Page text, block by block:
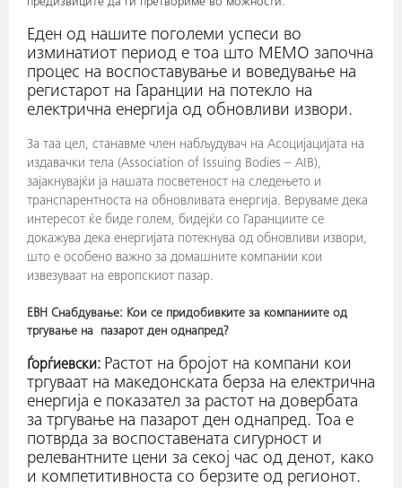
предизвиците да ги претвориме во можности.
Еден од нашите поголеми успеси во
изминатиот период е тоа што МЕМО започна
процес на воспоставување и воведување на
регистарот на Гаранции на потекло на
електрична енергија од обновливи извори.
За таа цел, станавме член набљудувач на Асоцијацијата на
издавачки тела (Association of Issuing Bodies – AIB),
зајакнувајќи ја нашата посветеност на следењето и
транспарентноста на обновливата енергија. Веруваме дека
интересот ќе биде голем, бидејќи со Гаранциите се
докажува дека енергијата потекнува од обновливи извори,
што е особено важно за домашните компании кои
извезуваат на европскиот пазар.
ЕВН Снабдување: Кои се придобивките за компаниите од
тргување на пазарот ден однапред?
Ѓорѓиевски: Растот на бројот на компани кои
тргуваат на македонската берза на електрична
енергија е показател за растот на довербата
за тргување на пазарот ден однапред. Тоа е
потврда за воспоставената сигурност и
релевантните цени за секој час од денот, како
и компетитивноста со берзите од регионот.